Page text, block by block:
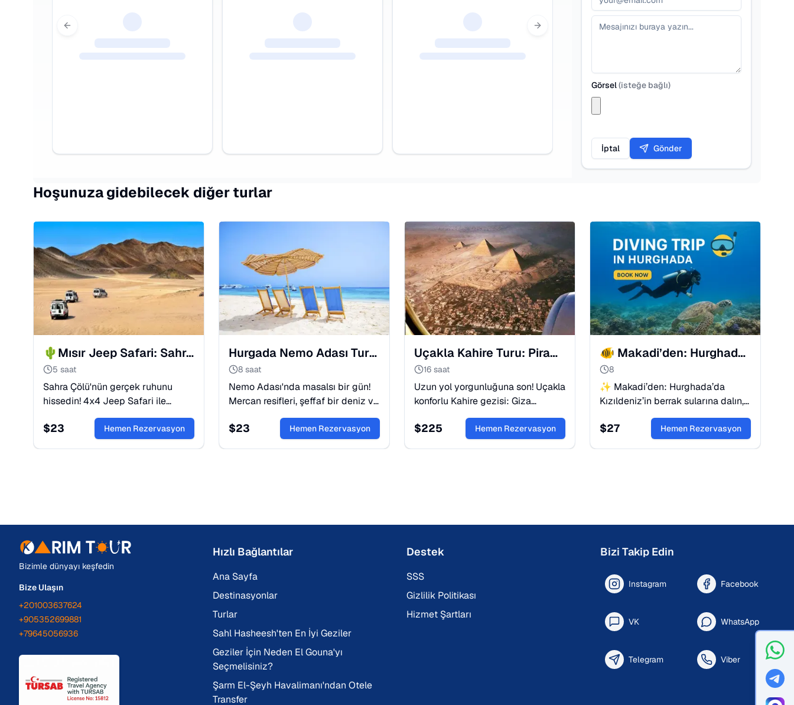
Previous slide Next slide
Görsel(isteğe bağlı)
İptal Gönder
Hoşunuza gidebilecek diğer turlar
🌵Mısır Jeep Safari: Sahra Çölü'nde 4x4 Macera ve Hız
5 saat
Sahra Çölü'nün gerçek ruhunu
hissedin! 4x4 Jeep Safari ile
macera, hız ve Bedevi kültürü bir
arada. Unutulmaz bir çöl deneyimi
$23 Hemen Rezervasyon
Hurgada Nemo Adası Turu: Turkuaz Sular ve Eğlence
8 saat
Nemo Adası'nda masalsı bir gün!
Mercan resifleri, şeffaf bir deniz ve
aile boyu eğlence. Lüks yat turu ve
öğle yemeği dahil. Hemen yer
$23 Hemen Rezervasyon
Uçakla Kahire Turu: Piramitlere Hızlı ve Lüks Ulaşım ✈️
16 saat
Uzun yol yorgunluğuna son! Uçakla
konforlu Kahire gezisi: Giza
Piramitleri, Sfenks ve Mısır
Müzesi'ni keşfedin. Antik Mısır'ı
$225 Hemen Rezervasyon
🐠 Makadi’den: Hurghada Kızıldeniz Dalışı
8
✨ Makadi’den: Hurghada’da
Kızıldeniz’in berrak sularına dalın,
renkli mercan resiflerini keşfedin
ve canlı deniz yaşamını uzman
$27 Hemen Rezervasyon
Bizimle dünyayı keşfedin
Bize Ulaşın
+201003637624
+905352699881
+79645056936
Hızlı Bağlantılar
Ana Sayfa
Destinasyonlar
Turlar
Sahl Hasheesh'ten En İyi Geziler
Geziler İçin Neden El Gouna'yı
Seçmelisiniz?
Şarm El-Şeyh Havalimanı'ndan Otele
Transfer
Destek
SSS
Gizlilik Politikası
Hizmet Şartları
Bizi Takip Edin
Instagram Facebook
VK WhatsApp
Telegram Viber